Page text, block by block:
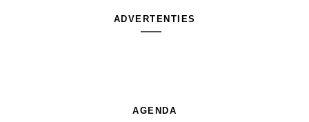
ADVERTENTIES
AGENDA